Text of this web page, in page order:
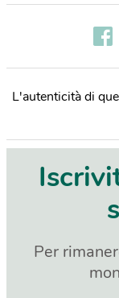
L'autenticità di
Per